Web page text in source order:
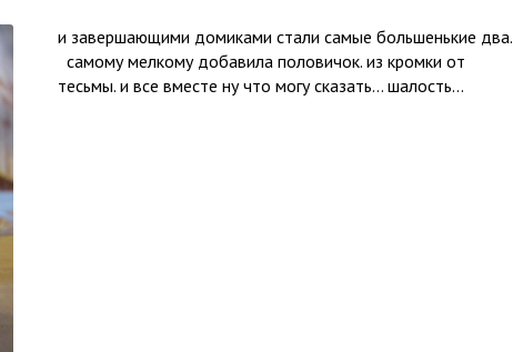
и завершающими домиками стали самые большенькие два.
самому мелкому добавила половичок. из кромки от
тесьмы. и все вместе ну что могу сказать… шалость...